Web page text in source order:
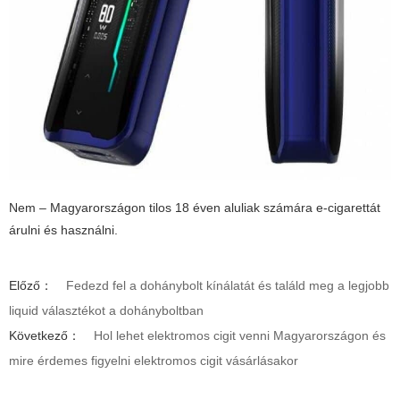
Nem – Magyarországon tilos 18 éven aluliak számára e-cigarettát
árulni és használni.
Előző：
Fedezd fel a dohánybolt kínálatát és találd meg a legjobb
liquid választékot a dohányboltban
Következő：
Hol lehet elektromos cigit venni Magyarországon és
mire érdemes figyelni elektromos cigit vásárlásakor